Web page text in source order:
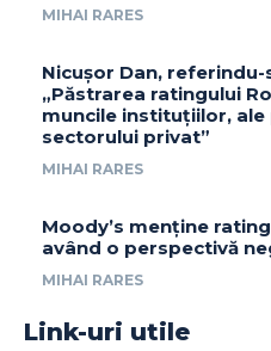
MIHAI RARES
Nicușor Dan, referindu-
„Păstrarea ratingului
muncile instituțiilor, ale
sectorului privat”
MIHAI RARES
Moody’s menține
având o perspectivă
MIHAI RARES
Link-uri utile